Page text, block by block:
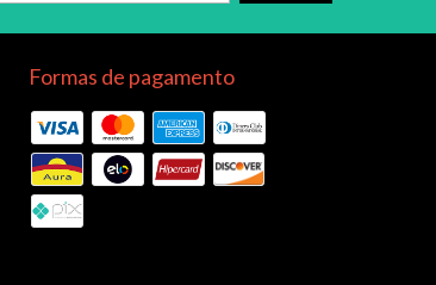
Formas de pagamento